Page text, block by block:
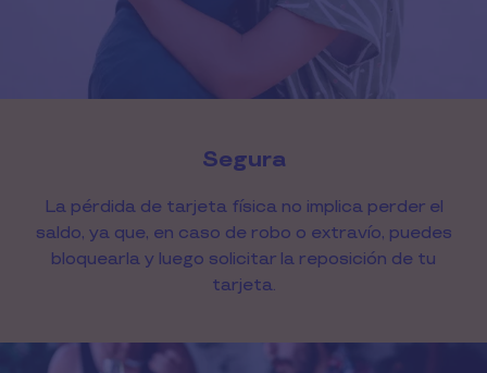
Segura
La pérdida de tarjeta física no implica perder el
saldo, ya que, en caso de robo o extravío, puedes
bloquearla y luego solicitar la reposición de tu
tarjeta.